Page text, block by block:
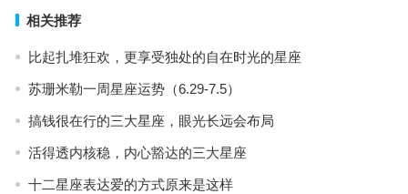
相关推荐
比起扎堆狂欢，更享受独处的自在时光的星座
苏珊米勒一周星座运势（6.29-7.5）
搞钱很在行的三大星座，眼光长远会布局
活得透内核稳，内心豁达的三大星座
十二星座表达爱的方式原来是这样